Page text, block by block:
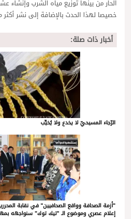
الحار من بينها توزيع مياه الشرب
خصيصا لهذا الحدث بالإضافة إلى نشر
أخبار ذات صلة:
الرّجاء المسيحيّ لا يخدع ولا يُخيِّب
"أزمة الصحافة وواقع الصحافيين" في نقابة
إعلام عصري وموضوع الـ "تيك توك" سنواجهه